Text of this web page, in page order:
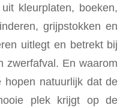
kleurplaten, boeken,
grijpstokken en
uitlegt en betrekt bij
zwerfafval. En waarom
natuurlijk dat de
plek krijgt op de